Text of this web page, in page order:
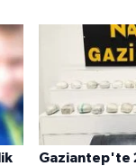
Gaziantep'te